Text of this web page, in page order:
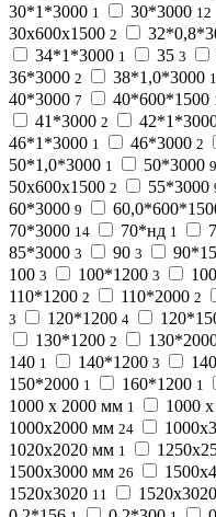
30*1*3000 1 30*3000 12
30х600х1500 2
34*1*3000 1 35 3
36*3000 2 38*1,0*3000 1
40*3000 7 40*600*1500
41*3000 2
46*1*3000 1 46*3000 2
50*1,0*3000 1 50*3000 9
50х600х1500 2 55*3000
60*3000 9
70*3000 14 70*нд 1
85*3000 3 90 3
100 3 100*1200 3
110*1200 2 110*2000 2
3 120*1200 4
130*1200 2
140 1 140*1200 3
150*2000 1 160*1200 1
1000 х 2000 мм 1 1000
1000х2000 мм 24
1020х2020 мм 1
1500х3000 мм 26
1520х3020 11